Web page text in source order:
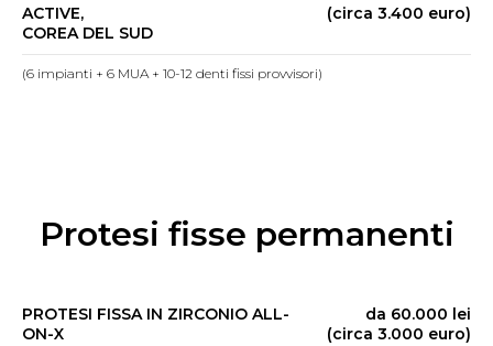
ACTIVE,
COREA DEL SUD
(circa 3.400 euro)
(6 impianti + 6 MUA + 10-12 denti fissi provvisori)
Protesi fisse permanenti
PROTESI FISSA IN ZIRCONIO ALL-
ON-X
da 60.000 lei
(circa 3.000 euro)